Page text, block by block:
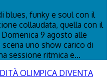
blues, funky e soul con il
collaudata, quella con il
9 agosto alle
scena uno show carico di
sessione ritmica e...